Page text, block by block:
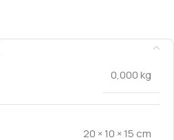
0,000 kg
20 × 10 × 15 cm